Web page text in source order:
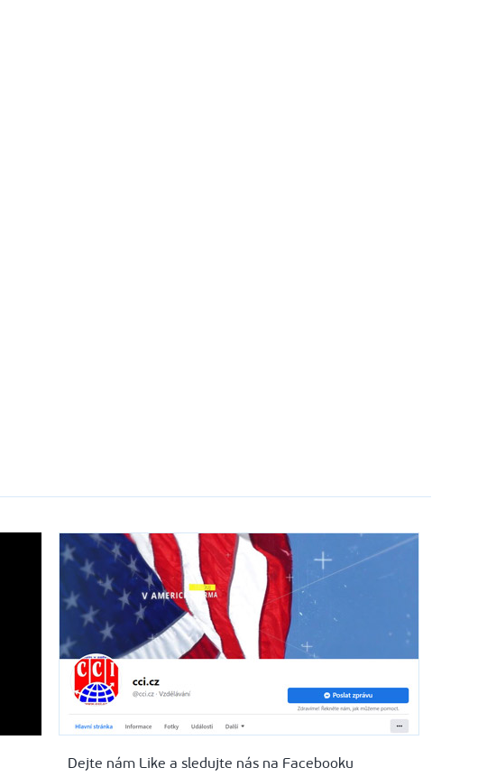
Dejte nám Like a sledujte nás na Facebooku